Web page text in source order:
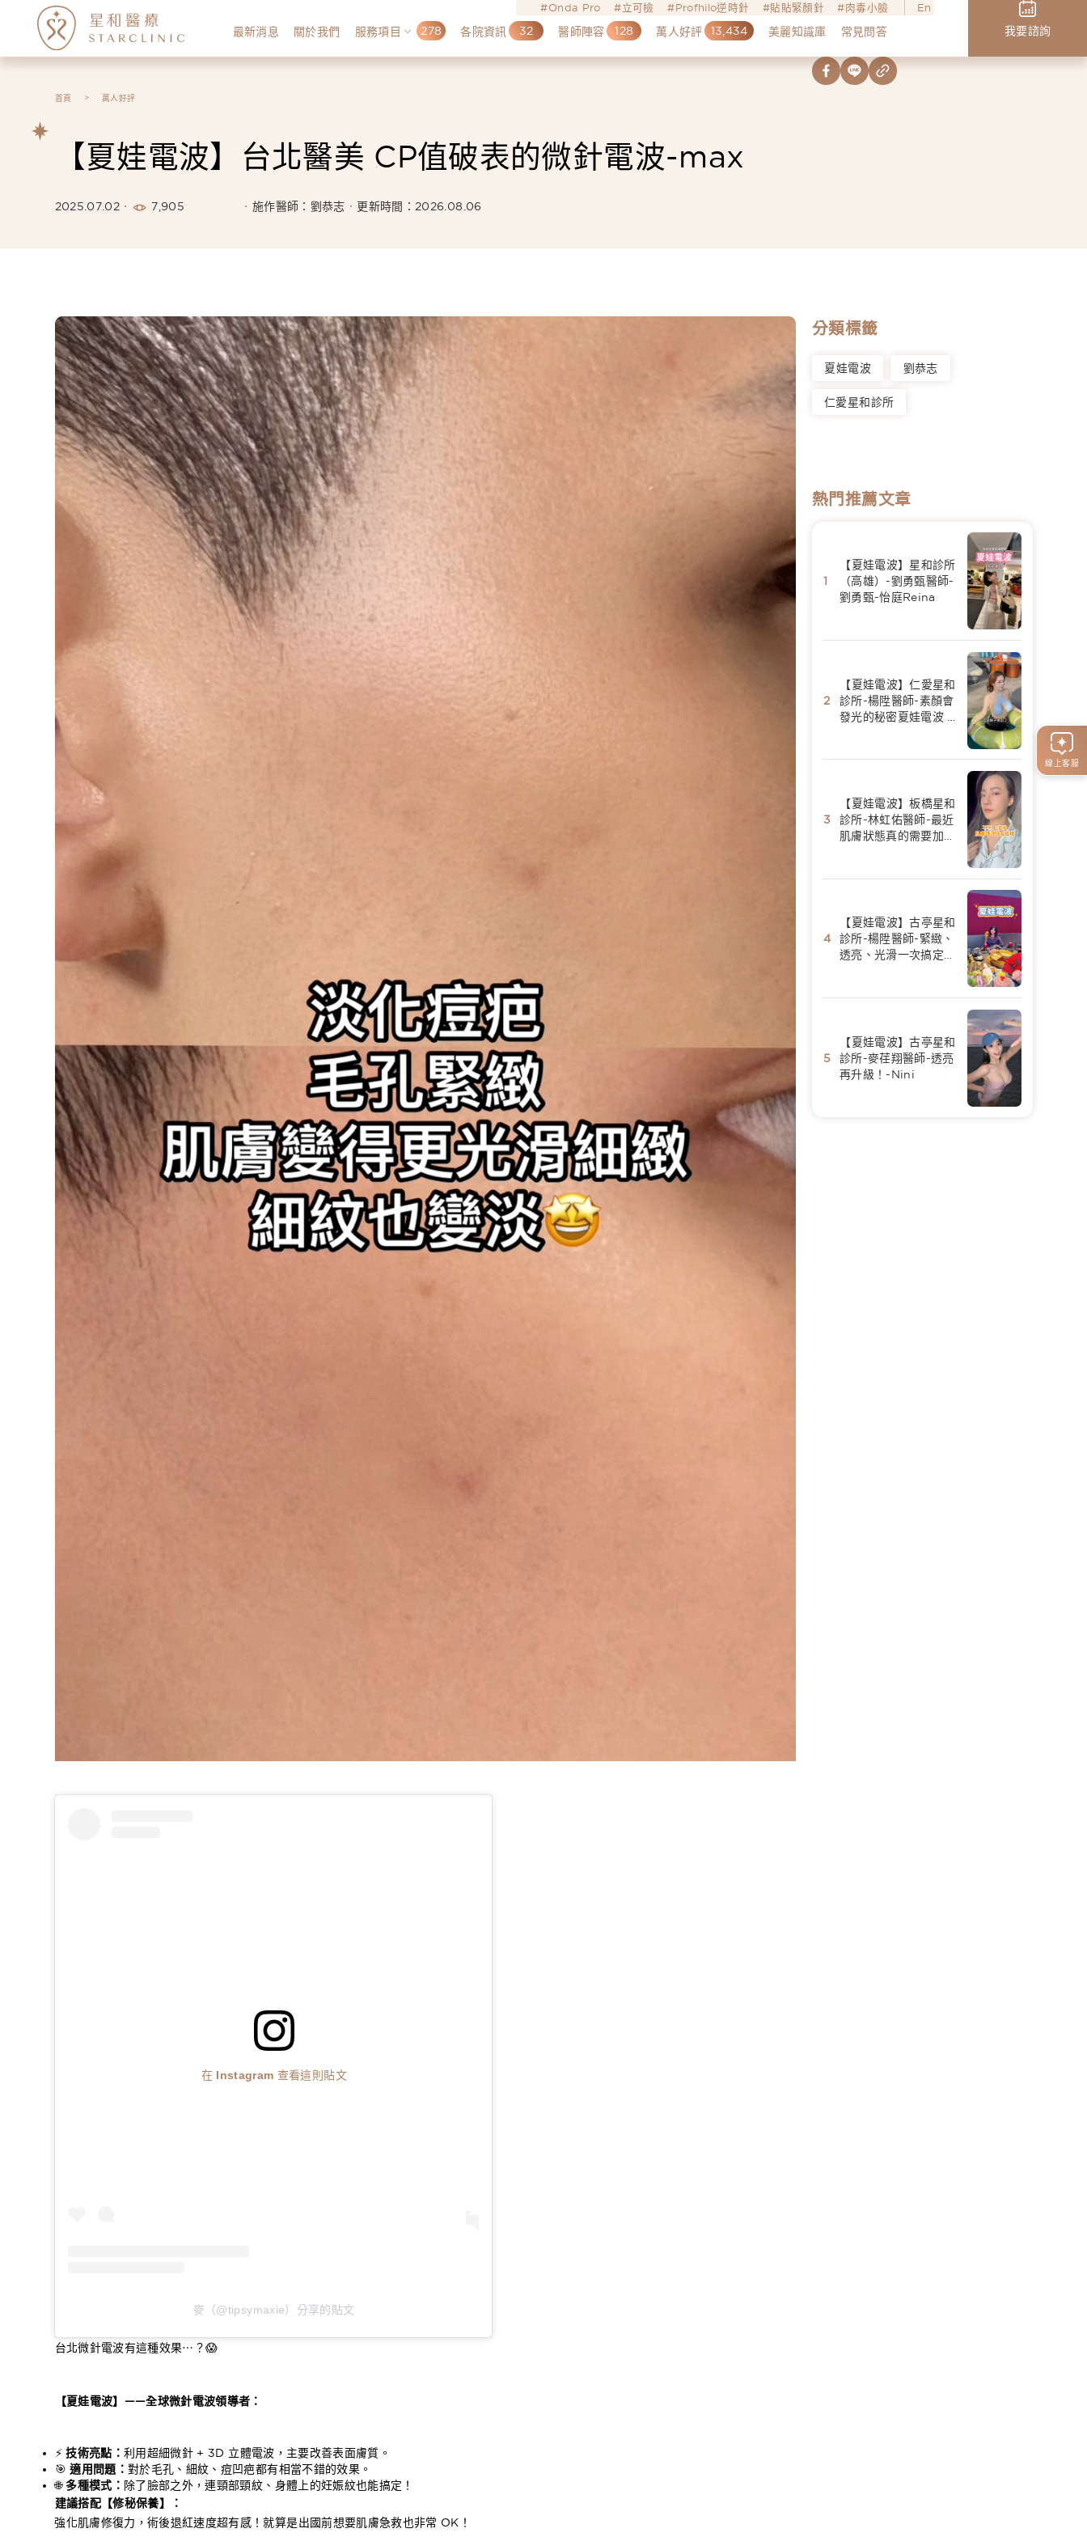
線上客服
Onda Pro 立可檢 Profhilo逆時針 貼貼緊顏針 肉毒小臉 En
最新消息 關於我們 服務項目 278 各院資訊 32 醫師陣容 128 萬人好評 13,434 美麗知識庫 常見問答 我要諮詢
首頁 萬人好評
【夏娃電波】台北醫美 CP值破表的微針電波-max
2025.07.02 7,905 施作醫師：劉恭志 更新時間：2026.08.06
在 Instagram 查看這則貼文
麥（@tipsymaxie）分享的貼文
台北微針電波有這種效果⋯？😱
【夏娃電波】——全球微針電波領導者：
⚡技術亮點： 利用超細微針 + 3D 立體電波，主要改善表面膚質。
🎯適用問題： 對於毛孔、細紋、痘凹疤都有相當不錯的效果。
🌐 多種模式： 除了臉部之外，連頸部頸紋、身體上的妊娠紋也能搞定！
建議搭配【修秘保養】：
強化肌膚修復力，術後退紅速度超有感！就算是出國前想要肌膚急救也非常 OK！
分類標籤
夏娃電波 劉恭志
仁愛星和診所
熱門推薦文章
【夏娃電波】星和診所
（高雄）-劉勇甄醫師-
劉勇甄-怡庭Reina
【夏娃電波】仁愛星和
診所-楊陞醫師-素顏會
發光的秘密夏娃電波 -
【夏娃電波】板橋星和
診所-林虹佑醫師-最近
肌膚狀態真的需要加強
【夏娃電波】古亭星和
診所-楊陞醫師-緊緻、
透亮、光滑一次搞定｜
【夏娃電波】古亭星和
診所-麥荏翔醫師-透亮
再升級！-Nini